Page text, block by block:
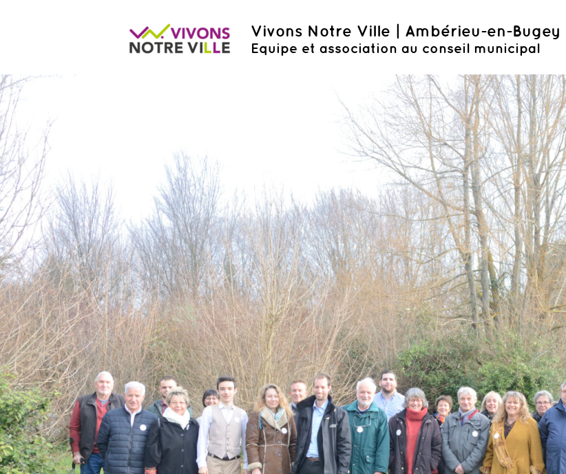
Vivons Notre Ville | Ambérieu-en-Bugey
Equipe et association au conseil municipal